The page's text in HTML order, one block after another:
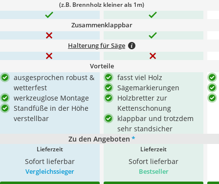
(z.B. Brennholz kleiner als 1m)
Zusammenklappbar
Halterung für Säge
Vorteile
ausgesprochen robust &
wetterfest
werkzeuglose Montage
Standfüße in der Höhe
verstellbar
fasst viel Holz
Sägemarkierungen
Holzbretter zur
Kettenschonung
klappbar und trotzdem
sehr standsicher
Zu den Angeboten *
Lieferzeit
Sofort lieferbar
Lieferzeit
Sofort lieferbar
Vergleichssieger Bestseller